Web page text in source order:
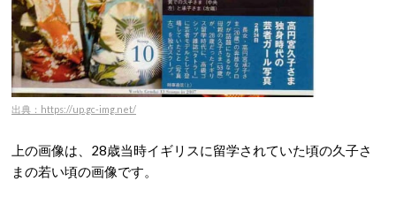
出典：https://up.gc-img.net/
上の画像は、28歳当時イギリスに留学されていた頃の久子さ
まの若い頃の画像です。